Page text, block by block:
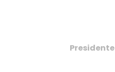
Presidente